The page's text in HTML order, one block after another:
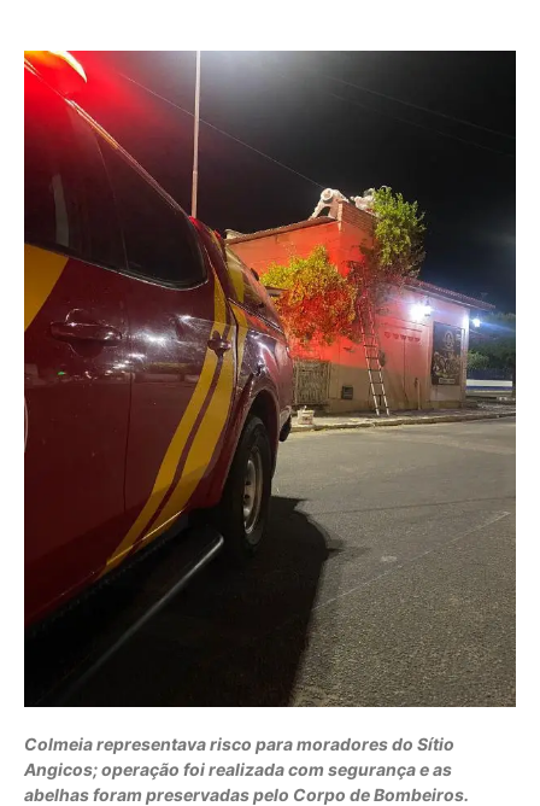
Colmeia representava risco para moradores do Sítio
Angicos; operação foi realizada com segurança e as
abelhas foram preservadas pelo Corpo de Bombeiros.